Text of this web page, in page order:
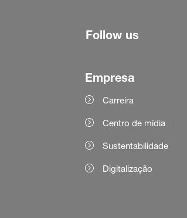
Follow us
Empresa
Carreira
Centro de mídia
Sustentabilidade
Digitalização